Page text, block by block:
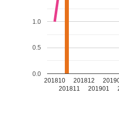
201810
201811
201812
201901
0.0
0.5
1.0